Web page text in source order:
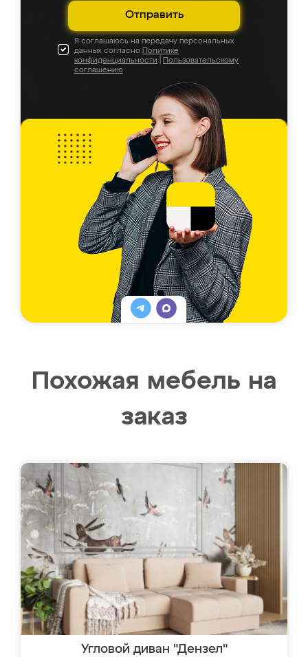
Отправить
Я соглашаюсь на передачу персональных
данных согласно Политике
конфиденциальности
Пользовательскому
соглашению
Похожая мебель на
заказ
Угловой диван "Дензел"